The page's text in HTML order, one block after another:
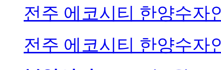
전주 에코시티 한양수자
전주 에코시티 한양수자